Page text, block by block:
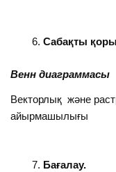
Сабақты
Венн диаграммасы
Векторлық және
айырмашылығы
Бағалау.